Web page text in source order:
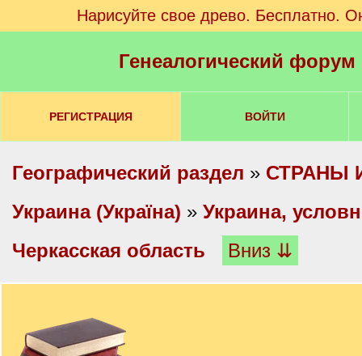
Нарисуйте свое древо. Бесплатно.
Генеалогический
РЕГИСТРАЦИЯ ВОЙТИ
Географический раздел » СТРАНЫ
Украина (Україна) » Украина,
Черкасская область
Вниз ⇊